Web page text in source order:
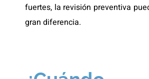
fuertes, la revisión preventiva
gran diferencia.